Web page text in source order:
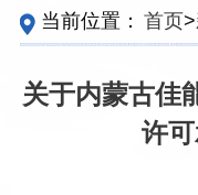
当前位置： 首页>
关于内蒙古佳
许